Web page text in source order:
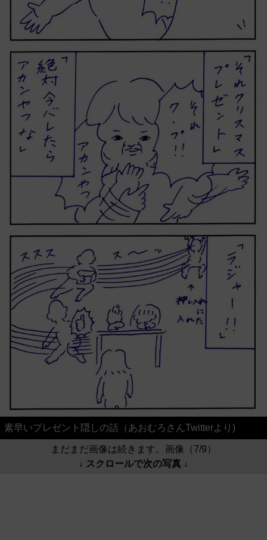
素早いプレゼント隠しの話（あおむろさんTwitterより)
まだまだ画像は続きます。画像（7/9）
↓ スクロールで次の写真 ↓